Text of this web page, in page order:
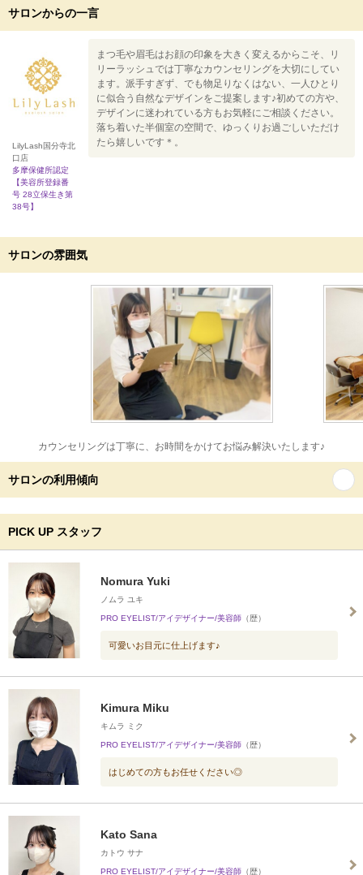
サロンからの一言
LilyLash国分寺北
口店
多摩保健所認定
【美容所登録番
号 28立保生き第
38号】
まつ毛や眉毛はお顔の印象を大きく変えるからこそ、リ
リーラッシュでは丁寧なカウンセリングを大切にしてい
ます。派手すぎず、でも物足りなくはない、一人ひとり
に似合う自然なデザインをご提案します♪初めての方や、
デザインに迷われている方もお気軽にご相談ください。
落ち着いた半個室の空間で、ゆっくりお過ごしいただけ
たら嬉しいです＊。
サロンの雰囲気
カウンセリングは丁寧に、お時間をかけてお悩み解決いたします♪
サロンの利用傾向
PICK UP スタッフ
Nomura Yuki
ノムラ ユキ
PRO EYELIST/アイデザイナー/美容師 （歴）
可愛いお目元に仕上げます♪
Kimura Miku
キムラ ミク
PRO EYELIST/アイデザイナー/美容師 （歴）
はじめての方もお任せください◎
Kato Sana
カトウ サナ
PRO EYELIST/アイデザイナー/美容師 （歴）